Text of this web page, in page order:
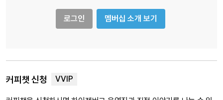
로그인 멤버십 소개 보기
커피챗 신청